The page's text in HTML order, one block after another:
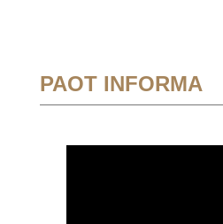
PAOT INFORMA